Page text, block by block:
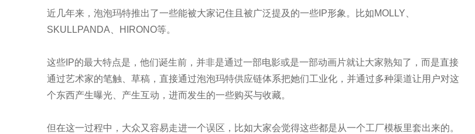
近几年来，泡泡玛特推出了一些能被大家记住且被广泛提及的一些IP形象。比如MOLLY、
SKULLPANDA、HIRONO等。
这些IP的最大特点是，他们诞生前，并非是通过一部电影或是一部动画片就让大家熟知了，而是直接
通过艺术家的笔触、草稿，直接通过泡泡玛特供应链体系把她们工业化，并通过多种渠道让用户对这
个东西产生曝光、产生互动，进而发生的一些购买与收藏。
但在这一过程中，大众又容易走进一个误区，比如大家会觉得这些都是从一个工厂模板里套出来的。